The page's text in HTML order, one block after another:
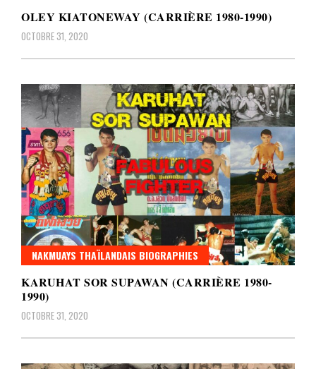
OLEY KIATONEWAY (CARRIÈRE 1980-1990)
OCTOBRE 31, 2020
NAKMUAYS THAÏLANDAIS BIOGRAPHIES
KARUHAT SOR SUPAWAN (CARRIÈRE 1980-
1990)
OCTOBRE 31, 2020